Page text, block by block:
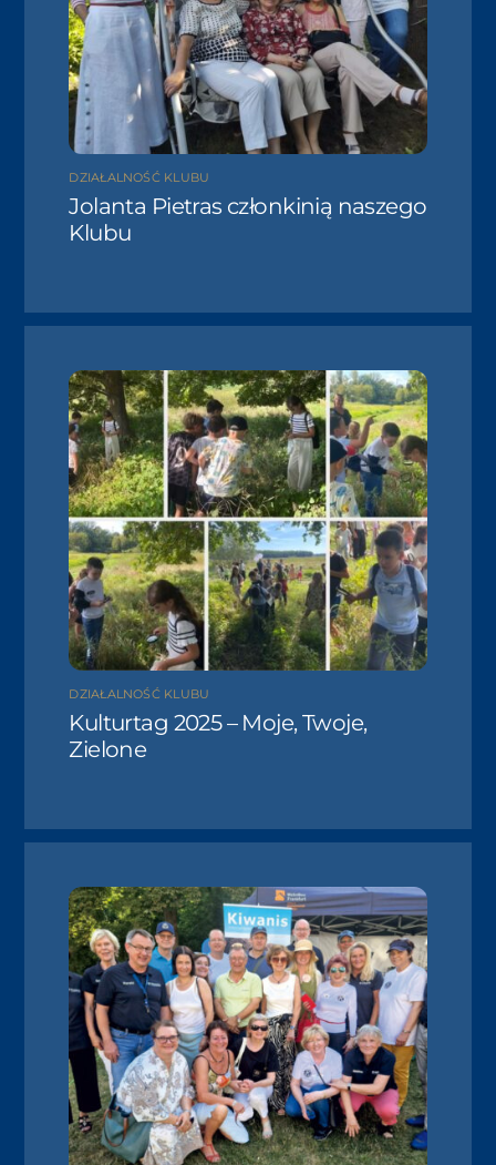
DZIAŁALNOŚĆ KLUBU
Jolanta Pietras członkinią naszego
Klubu
DZIAŁALNOŚĆ KLUBU
Kulturtag 2025 – Moje, Twoje,
Zielone